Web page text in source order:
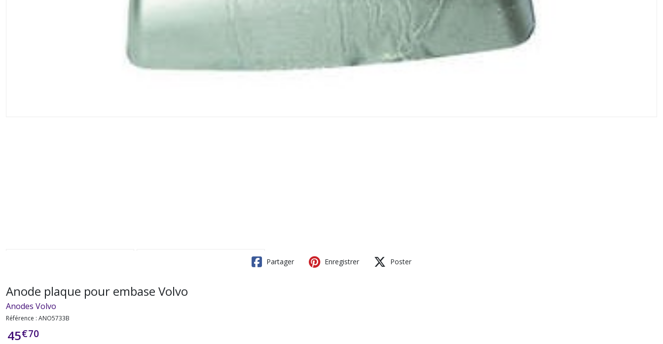
Partager Enregistrer Poster
Anode plaque pour embase Volvo
Anodes Volvo
Référence : ANO5733B
45€70